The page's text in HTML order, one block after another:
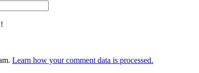
Learn how your comment data is processed.